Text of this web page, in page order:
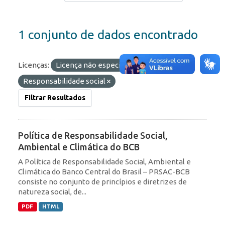
1 conjunto de dados encontrado
Licenças: Licença não especificada
Etiquetas:
Responsabilidade social
Filtrar Resultados
Política de Responsabilidade Social,
Ambiental e Climática do BCB
A Política de Responsabilidade Social, Ambiental e
Climática do Banco Central do Brasil – PRSAC-BCB
consiste no conjunto de princípios e diretrizes de
natureza social, de...
PDF HTML